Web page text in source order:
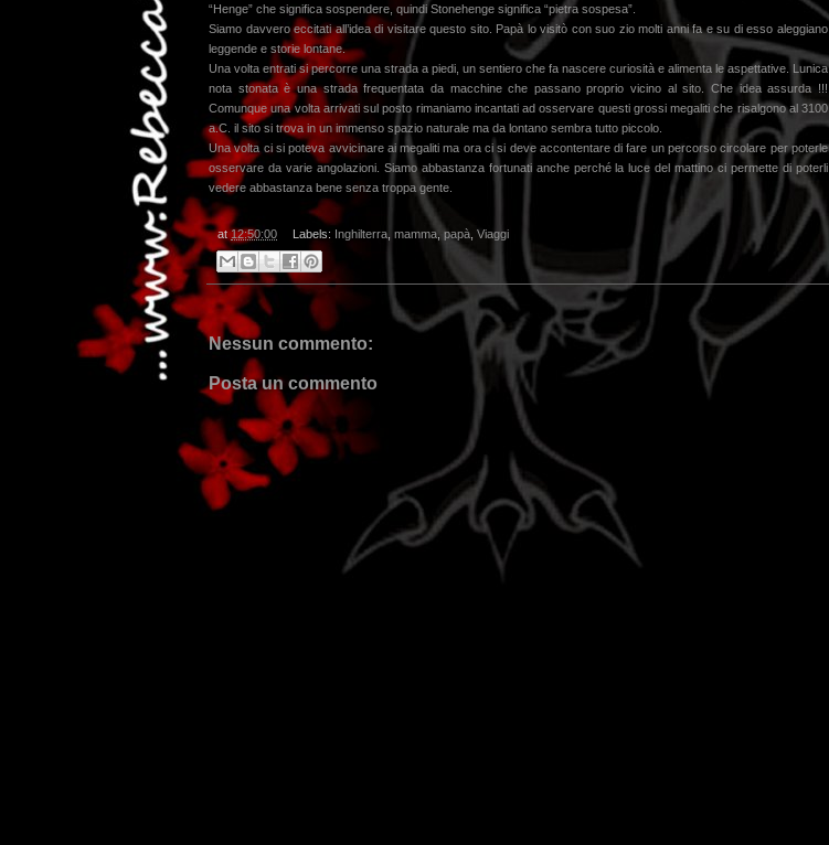
“Henge” che significa sospendere, quindi Stonehenge significa “pietra sospesa”.
Siamo davvero eccitati all’idea di visitare questo sito. Papà lo visitò con suo zio molti anni fa e su di esso aleggiano
leggende e storie lontane.
Una volta entrati si percorre una strada a piedi, un sentiero che fa nascere curiosità e alimenta le aspettative. Lunica
nota stonata è una strada frequentata da macchine che passano proprio vicino al sito. Che idea assurda !!!
Comunque una volta arrivati sul posto rimaniamo incantati ad osservare questi grossi megaliti che risalgono al 3100
a.C. il sito si trova in un immenso spazio naturale ma da lontano sembra tutto piccolo.
Una volta ci si poteva avvicinare ai megaliti ma ora ci si deve accontentare di fare un percorso circolare per poterle
osservare da varie angolazioni. Siamo abbastanza fortunati anche perché la luce del mattino ci permette di poterli
vedere abbastanza bene senza troppa gente.
at12:50:00 Labels: Inghilterra, mamma, papà, Viaggi
Nessun commento:
Posta un commento